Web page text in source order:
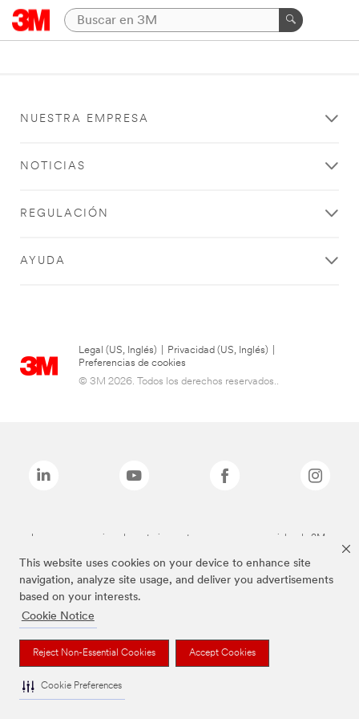
This website uses cookies on your device to enhance site
navigation, analyze site usage, and deliver you advertisements
based on your interests.
Cookie Notice
Reject Non-Essential Cookies Accept Cookies
Cookie Preferences
NUESTRA EMPRESA
NOTICIAS
REGULACIÓN
AYUDA
Legal (US, Inglés) Privacidad (US, Inglés)
Preferencias de cookies
© 3M 2026. Todos los derechos reservados..
Las marcas mencionadas anteriormente son marcas comerciales de 3M.